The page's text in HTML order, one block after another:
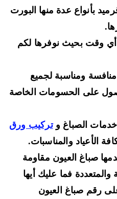
عدة منها البورت
بحيث نوفرها لكم
ومناسبة لجميع
على الحسومات الخاصة
الصباغ وتركيب ورق
والمناسبات.
صباغ العيون مقاومة
فما عليك أيها
رقم صباغ العيون